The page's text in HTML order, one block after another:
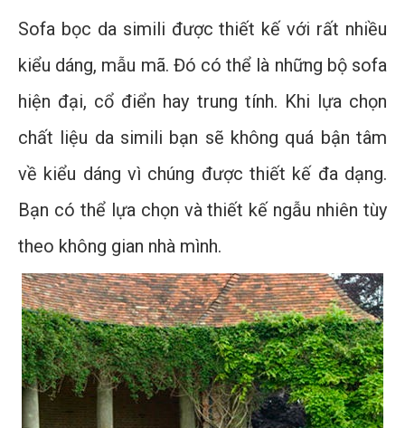
Sofa bọc da simili được thiết kế với rất nhiều
kiểu dáng, mẫu mã. Đó có thể là những bộ sofa
hiện đại, cổ điển hay trung tính. Khi lựa chọn
chất liệu da simili bạn sẽ không quá bận tâm
về kiểu dáng vì chúng được thiết kế đa dạng.
Bạn có thể lựa chọn và thiết kế ngẫu nhiên tùy
theo không gian nhà mình.